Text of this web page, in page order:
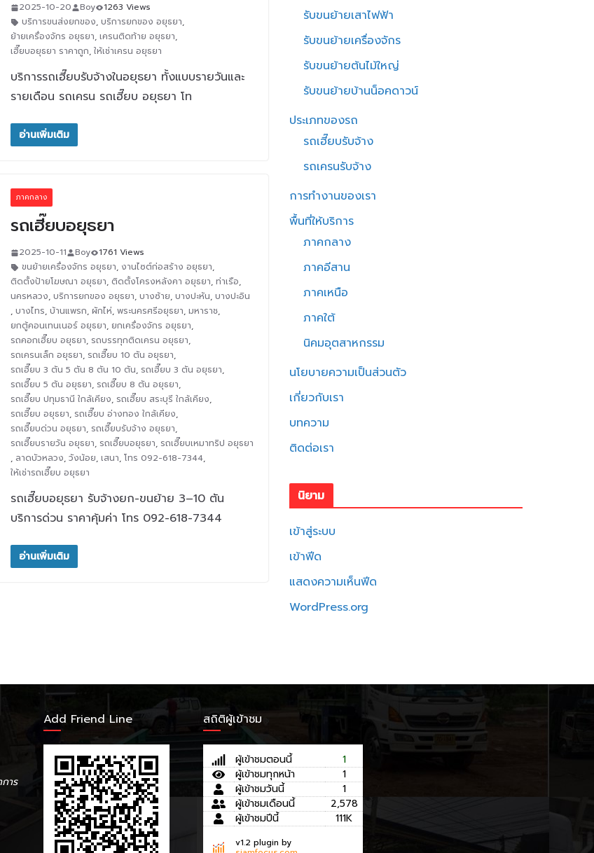
2025-10-20 Boy
1263 Views
บริการขนส่งยกของ, บริการยกของ อยุธยา,
ย้ายเครื่องจักร อยุธยา, เครนติดท้าย อยุธยา,
เฮี๊ยบอยุธยา ราคาถูก, ให้เช่าเครน อยุธยา
บริการรถเฮี๊ยบรับจ้างในอยุธยา ทั้งแบบรายวันและ
รายเดือน รถเครน รถเฮี๊ยบ อยุธยา โท
อ่านเพิ่มเติม
ภาคกลาง
รถเฮี๊ยบอยุธยา
2025-10-11 Boy
1761 Views
ขนย้ายเครื่องจักร อยุธยา, งานไซต์ก่อสร้าง อยุธยา,
ติดตั้งป้ายโฆษณา อยุธยา, ติดตั้งโครงหลังคา อยุธยา, ท่าเรือ,
นครหลวง, บริการยกของ อยุธยา, บางซ้าย, บางปะหัน, บางปะอิน
, บางไทร, บ้านแพรก, ผักไห่, พระนครศรีอยุธยา, มหาราช,
ยกตู้คอนเทนเนอร์ อยุธยา, ยกเครื่องจักร อยุธยา,
รถคอกเฮี๊ยบ อยุธยา, รถบรรทุกติดเครน อยุธยา,
รถเครนเล็ก อยุธยา, รถเฮี๊ยบ 10 ตัน อยุธยา,
รถเฮี๊ยบ 3 ตัน 5 ตัน 8 ตัน 10 ตัน, รถเฮี๊ยบ 3 ตัน อยุธยา,
รถเฮี๊ยบ 5 ตัน อยุธยา, รถเฮี๊ยบ 8 ตัน อยุธยา,
รถเฮี๊ยบ ปทุมธานี ใกล้เคียง, รถเฮี๊ยบ สระบุรี ใกล้เคียง,
รถเฮี๊ยบ อยุธยา, รถเฮี๊ยบ อ่างทอง ใกล้เคียง,
รถเฮี๊ยบด่วน อยุธยา, รถเฮี๊ยบรับจ้าง อยุธยา,
รถเฮี๊ยบรายวัน อยุธยา, รถเฮี๊ยบอยุธยา, รถเฮี๊ยบเหมาทริป อยุธยา
, ลาดบัวหลวง, วังน้อย, เสนา, โทร 092-618-7344,
ให้เช่ารถเฮี๊ยบ อยุธยา
รถเฮี๊ยบอยุธยา รับจ้างยก-ขนย้าย 3–10 ตัน
บริการด่วน ราคาคุ้มค่า โทร 092-618-7344
อ่านเพิ่มเติม
รับขนย้ายเสาไฟฟ้า
รับขนย้ายเครื่องจักร
รับขนย้ายต้นไม้ใหญ่
รับขนย้ายบ้านน็อคดาวน์
ประเภทของรถ
รถเฮี๊ยบรับจ้าง
รถเครนรับจ้าง
การทำงานของเรา
พื้นที่ให้บริการ
ภาคกลาง
ภาคอีสาน
ภาคเหนือ
ภาคใต้
นิคมอุตสาหกรรม
นโยบายความเป็นส่วนตัว
เกี่ยวกับเรา
บทความ
ติดต่อเรา
นิยาม
เข้าสู่ระบบ
เข้าฟีด
แสดงความเห็นฟีด
WordPress.org
าร
Add Friend Line สถิติผู้เข้าชม
ผู้เข้าชมตอนนี้
1
ผู้เข้าชมทุกหน้า
1
ผู้เข้าชมวันนี้
1
ผู้เข้าชมเดือนนี้
2,578
ผู้เข้าชมปีนี้
111K
v1.2 plugin by